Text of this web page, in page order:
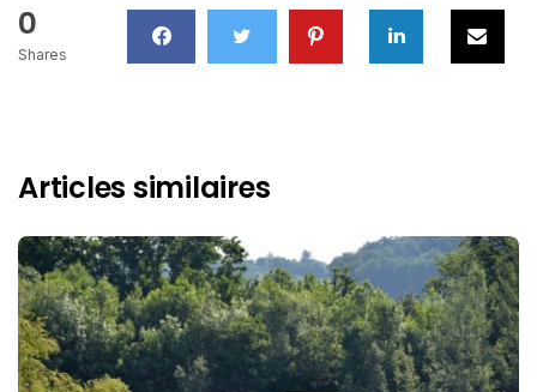
0
Shares
Articles similaires